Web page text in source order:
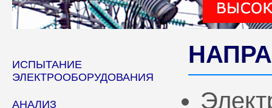
ИСПЫТАНИЕ
ЭЛЕКТРООБОРУДОВАНИЯ
АНАЛИЗ